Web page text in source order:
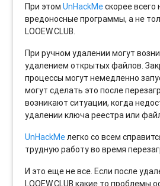
При этомUnHackMeскорее всего
вредоносные программы, а не
LOOEW.CLUB.
При ручном удалении могут
удалением открытых файлов.
процессы могут немедленно
могут сделать это после
возникают ситуации, когда
удалении ключа реестра или
UnHackMeлегко со всем
трудную работу во время
И это еще не все. Если после
LOOEW.CLUB какие то проблемы